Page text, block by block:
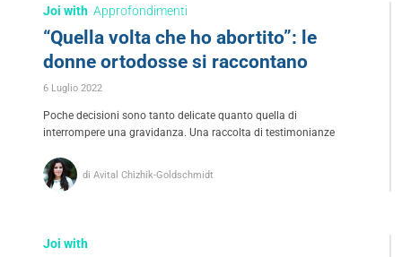
Joi with Approfondimenti
“Quella volta che ho abortito”: le
donne ortodosse si raccontano
6 Luglio 2022
Poche decisioni sono tanto delicate quanto quella di
interrompere una gravidanza. Una raccolta di testimonianze
di Avital Chizhik-Goldschmidt
Joi with